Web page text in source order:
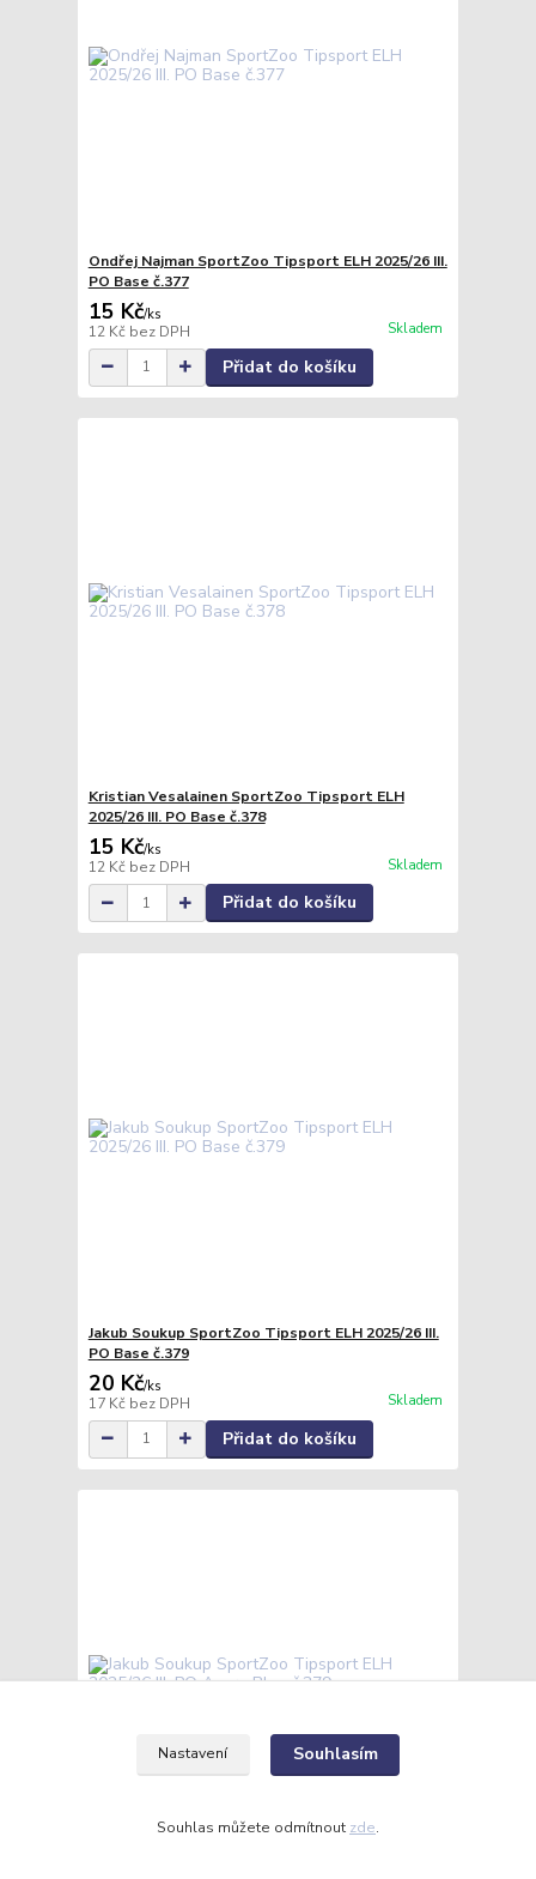
Ondřej Najman SportZoo Tipsport ELH 2025/26 III.
PO Base č.377
15 Kč/ks
12 Kč bez DPH Skladem
Přidat do košíku
Kristian Vesalainen SportZoo Tipsport ELH
2025/26 III. PO Base č.378
15 Kč/ks
12 Kč bez DPH Skladem
Přidat do košíku
Jakub Soukup SportZoo Tipsport ELH 2025/26 III.
PO Base č.379
20 Kč/ks
17 Kč bez DPH Skladem
Přidat do košíku
Nastavení Souhlasím
Souhlas můžete odmítnout zde.